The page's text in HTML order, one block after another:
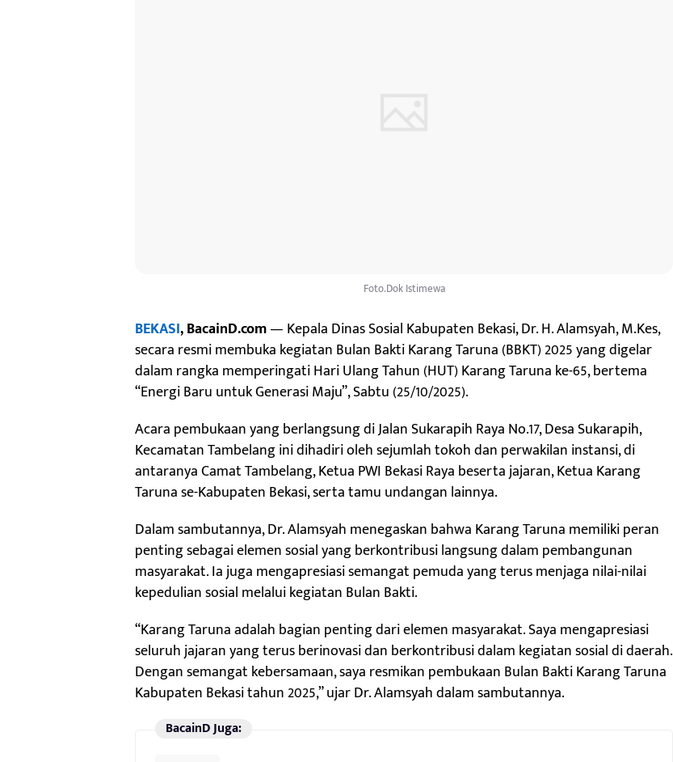
Foto.Dok Istimewa
BEKASI,BacainD.com— Kepala Dinas Sosial Kabupaten Bekasi, Dr. H. Alamsyah, M.Kes,
secara resmi membuka kegiatan Bulan Bakti Karang Taruna (BBKT) 2025 yang digelar
dalam rangka memperingati Hari Ulang Tahun (HUT) Karang Taruna ke-65, bertema
“Energi Baru untuk Generasi Maju”, Sabtu (25/10/2025).
Acara pembukaan yang berlangsung di Jalan Sukarapih Raya No.17, Desa Sukarapih,
Kecamatan Tambelang ini dihadiri oleh sejumlah tokoh dan perwakilan instansi, di
antaranya Camat Tambelang, Ketua PWI Bekasi Raya beserta jajaran, Ketua Karang
Taruna se-Kabupaten Bekasi, serta tamu undangan lainnya.
Dalam sambutannya, Dr. Alamsyah menegaskan bahwa Karang Taruna memiliki peran
penting sebagai elemen sosial yang berkontribusi langsung dalam pembangunan
masyarakat. Ia juga mengapresiasi semangat pemuda yang terus menjaga nilai-nilai
kepedulian sosial melalui kegiatan Bulan Bakti.
“Karang Taruna adalah bagian penting dari elemen masyarakat. Saya mengapresiasi
seluruh jajaran yang terus berinovasi dan berkontribusi dalam kegiatan sosial di daerah.
Dengan semangat kebersamaan, saya resmikan pembukaan Bulan Bakti Karang Taruna
Kabupaten Bekasi tahun 2025,” ujar Dr. Alamsyah dalam sambutannya.
BacainD Juga: